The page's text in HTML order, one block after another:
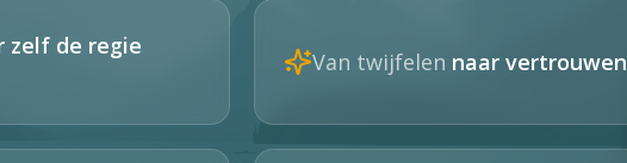
zelf de regie
Van twijfelen naar vertrouwen